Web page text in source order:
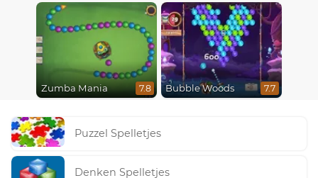
Zumba Mania 7.8 Bubble Woods 7.7
Puzzel Spelletjes
Denken Spelletjes